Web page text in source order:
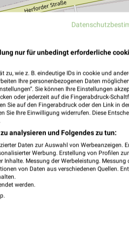
Leaflet|©
NAVIGATION MIT GOOGLE/IOS
nur für unbedingt erforderliche
wie z. B. eindeutige IDs in cookie und
Ihre personenbezogenen Daten
Sie können Ihre Einstellungen
oder jederzeit auf die Fingerabdruck-
Sie auf den Fingerabdruck oder den Link in
Sie Ihre Einwilligung widerrufen. Diese
analysieren und Folgendes zu tun:
Daten zur Auswahl von Werbeanzeigen.
Werbung. Erstellung von Profilen zur
Messung der Werbeleistung. Messung
von Daten aus verschiedenen Quellen.
werden.